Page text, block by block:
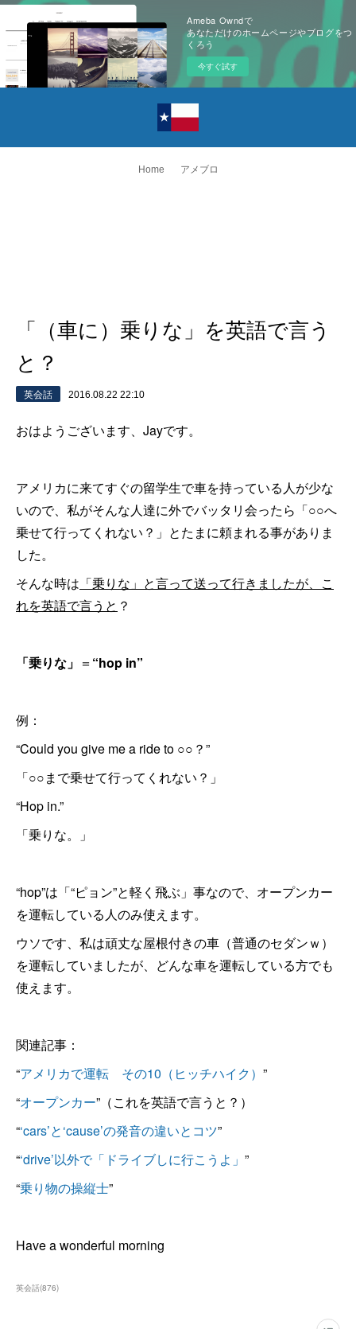
Ameba Owndで
あなただけのホームページやブログをつ
くろう
今すぐ試す
Home アメブロ
「（車に）乗りな」を英語で言う
と？
英会話 2016.08.22 22:10
おはようございます、Jayです。
アメリカに来てすぐの留学生で車を持っている人が少な
いので、私がそんな人達に外でバッタリ会ったら「○○へ
乗せて行ってくれない？」とたまに頼まれる事がありま
した。
そんな時は 「乗りな」と言って送って行きましたが、こ
れを英語で言うと ？
「乗りな」 ＝ “hop in”
例：
“Could you give me a ride to ○○？”
「○○まで乗せて行ってくれない？」
“Hop in.”
「乗りな。」
“hop”は「“ピョン”と軽く飛ぶ」事なので、オープンカー
を運転している人のみ使えます。
ウソです、私は頑丈な屋根付きの車（普通のセダンｗ）
を運転していましたが、どんな車を運転している方でも
使えます。
関連記事：
“アメリカで運転 その10（ヒッチハイク） ”
“オープンカー”（これを英語で言うと？）
“‘cars’と‘cause’の発音の違いとコツ”
“‘drive’以外で「ドライブしに行こうよ」 ”
“乗り物の操縦士”
Have a wonderful morning
英会話(876)